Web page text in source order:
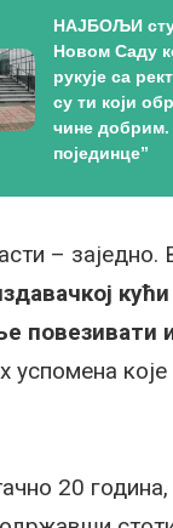
НАЈБОЉИ
Новом Саду
рукује са
су ти који
чине добрим.
појединце”
– заједно.
повезивати
успомена које
20